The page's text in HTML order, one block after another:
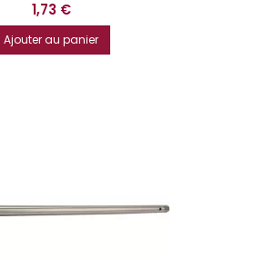
Prix
1,73 €
Ajouter au panier